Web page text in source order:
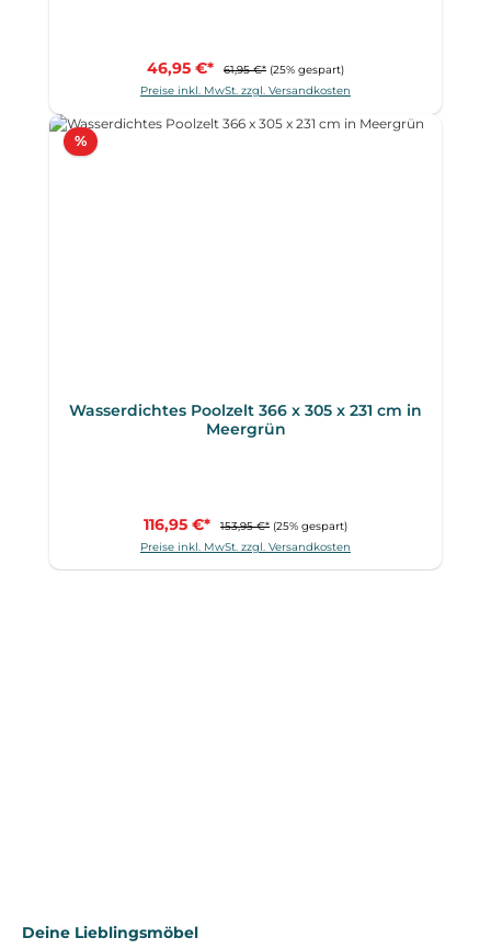
46,95 €* 61,95 €* (25% gespart)
Preise inkl. MwSt. zzgl. Versandkosten
%Rabatt
Wasserdichtes Poolzelt 366 x 305 x 231 cm in
Meergrün
116,95 €* 153,95 €* (25% gespart)
Preise inkl. MwSt. zzgl. Versandkosten
Produktgalerie überspringen
Deine Lieblingsmöbel